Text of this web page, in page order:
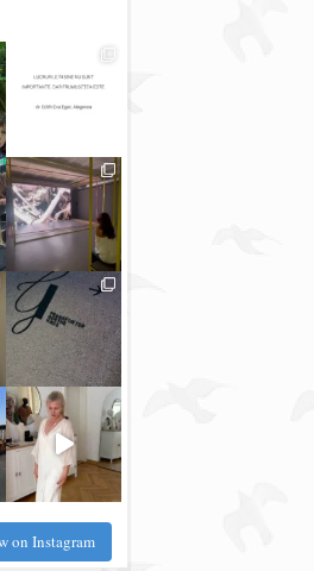
on Instagram